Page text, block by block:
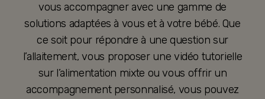
vous accompagner avec une gamme de
solutions adaptées à vous et à votre bébé. Que
ce soit pour répondre à une question sur
l’allaitement, vous proposer une vidéo tutorielle
sur l’alimentation mixte ou vous offrir un
accompagnement personnalisé, vous pouvez